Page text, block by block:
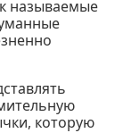
называемые
которую